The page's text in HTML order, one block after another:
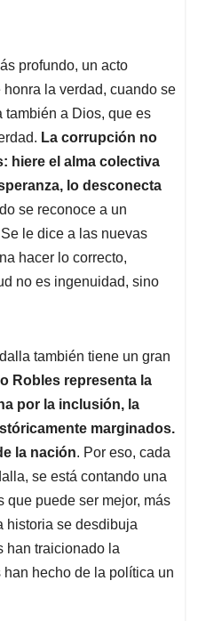
profundo, un acto
la verdad, cuando se
también a Dios, que es
La corrupción no
hiere el alma colectiva
lo desconecta
se reconoce a un
le dice a las nuevas
hacer lo correcto,
no es ingenuidad, sino
también tiene un gran
Robles representa la
por la inclusión, la
marginados.
la nación. Por eso, cada
se está contando una
que puede ser mejor, más
historia se desdibuja
han traicionado la
hecho de la política un